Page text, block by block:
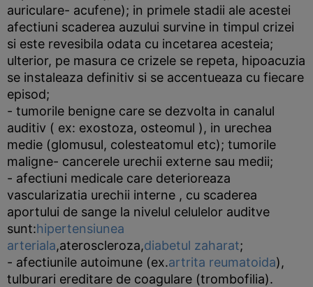
auriculare- acufene); in primele stadii ale acestei
afectiuni scaderea auzului survine in timpul crizei
si este revesibila odata cu incetarea acesteia;
ulterior, pe masura ce crizele se repeta, hipoacuzia
se instaleaza definitiv si se accentueaza cu fiecare
episod;
- tumorile benigne care se dezvolta in canalul
auditiv ( ex: exostoza, osteomul ), in urechea
medie (glomusul, colesteatomul etc); tumorile
maligne- cancerele urechii externe sau medii;
- afectiuni medicale care deterioreaza
vascularizatia urechii interne , cu scaderea
aportului de sange la nivelul celulelor auditve
sunt:hipertensiunea
arteriala,ateroscleroza,diabetul zaharat;
- afectiunile autoimune (ex.artrita reumatoida),
tulburari ereditare de coagulare (trombofilia).